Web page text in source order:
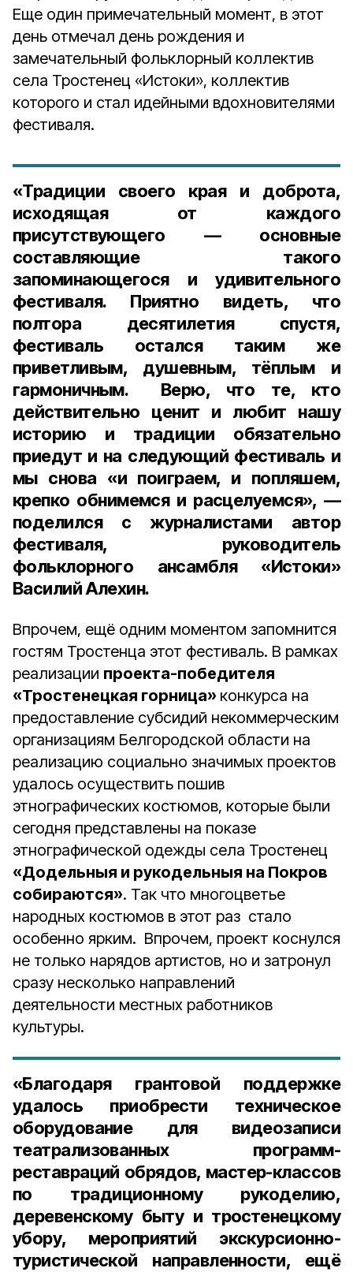
Еще один примечательный момент, в этот
день отмечал день рождения и
замечательный фольклорный коллектив
села Тростенец «Истоки», коллектив
которого и стал идейными вдохновителями
фестиваля.
«Традиции своего края и доброта,
исходящая от каждого
присутствующего — основные
составляющие такого
запоминающегося и удивительного
фестиваля. Приятно видеть, что
полтора десятилетия спустя,
фестиваль остался таким же
приветливым, душевным, тёплым и
гармоничным. Верю, что те, кто
действительно ценит и любит нашу
историю и традиции обязательно
приедут и на следующий фестиваль и
мы снова «и поиграем, и попляшем,
крепко обнимемся и расцелуемся», —
поделился с журналистами автор
фестиваля, руководитель
фольклорного ансамбля «Истоки»
Василий Алехин.
Впрочем, ещё одним моментом запомнится
гостям Тростенца этот фестиваль. В рамках
реализации проекта-победителя
«Тростенецкая горница» конкурса на
предоставление субсидий некоммерческим
организациям Белгородской области на
реализацию социально значимых проектов
удалось осуществить пошив
этнографических костюмов, которые были
сегодня представлены на показе
этнографической одежды села Тростенец
«Додельныя и рукодельныя на Покров
собираются». Так что многоцветье
народных костюмов в этот раз стало
особенно ярким. Впрочем, проект коснулся
не только нарядов артистов, но и затронул
сразу несколько направлений
деятельности местных работников
культуры.
«Благодаря грантовой поддержке
удалось приобрести техническое
оборудование для видеозаписи
театрализованных программ-
реставраций обрядов, мастер-классов
по традиционному рукоделию,
деревенскому быту и тростенецкому
убору, мероприятий экскурсионно-
туристической направленности, ещё